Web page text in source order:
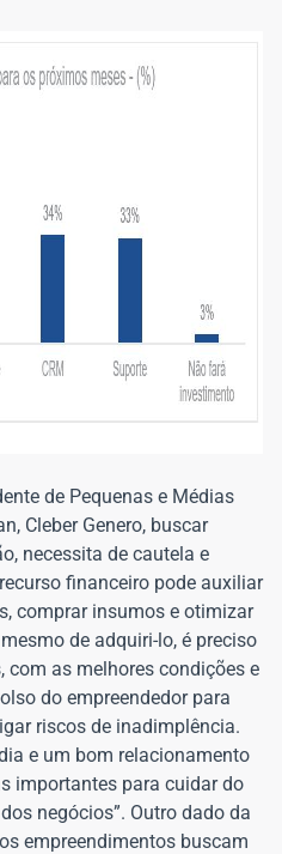
de Pequenas e Médias
Cleber Genero, buscar
necessita de cautela e
financeiro pode auxiliar
comprar insumos e otimizar
de adquiri-lo, é preciso
as melhores condições e
do empreendedor para
riscos de inadimplência.
e um bom relacionamento
importantes para cuidar do
negócios”. Outro dado da
empreendimentos buscam